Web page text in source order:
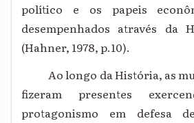
político e os papeis
desempenhados através da
(Hahner, 1978, p.10).
Ao longo da História, as
fizeram presentes
protagonismo em defesa